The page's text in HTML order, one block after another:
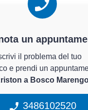
un
il problema del tuo
e prendi un
a Bosco
3486102520